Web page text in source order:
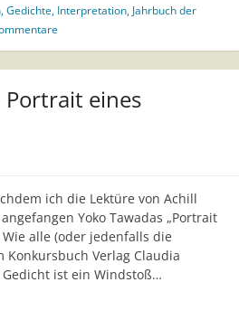
,Gedichte, Interpretation, Jahrbuch der
Portrait eines
ich die Lektüre von Achill
Yoko Tawadas „Portrait
alle (oder jedenfalls die
Verlag Claudia
Gedicht ist ein Windstoß…